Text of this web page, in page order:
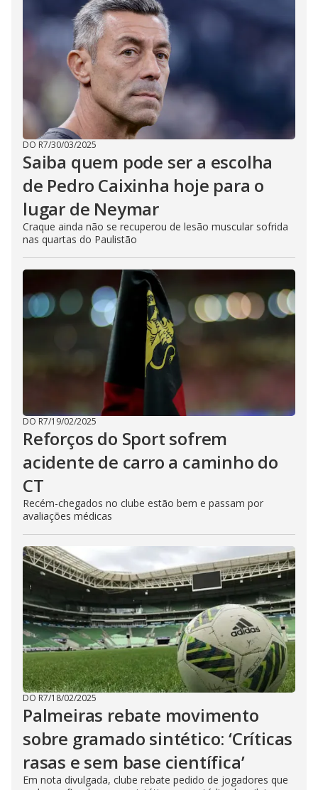
DO R7/30/03/2025
Saiba quem pode ser a escolha
de Pedro Caixinha hoje para o
lugar de Neymar
Craque ainda não se recuperou de lesão muscular sofrida
nas quartas do Paulistão
DO R7/19/02/2025
Reforços do Sport sofrem
acidente de carro a caminho do
CT
Recém-chegados no clube estão bem e passam por
avaliações médicas
DO R7/18/02/2025
Palmeiras rebate movimento
sobre gramado sintético: ‘Críticas
rasas e sem base científica’
Em nota divulgada, clube rebate pedido de jogadores que